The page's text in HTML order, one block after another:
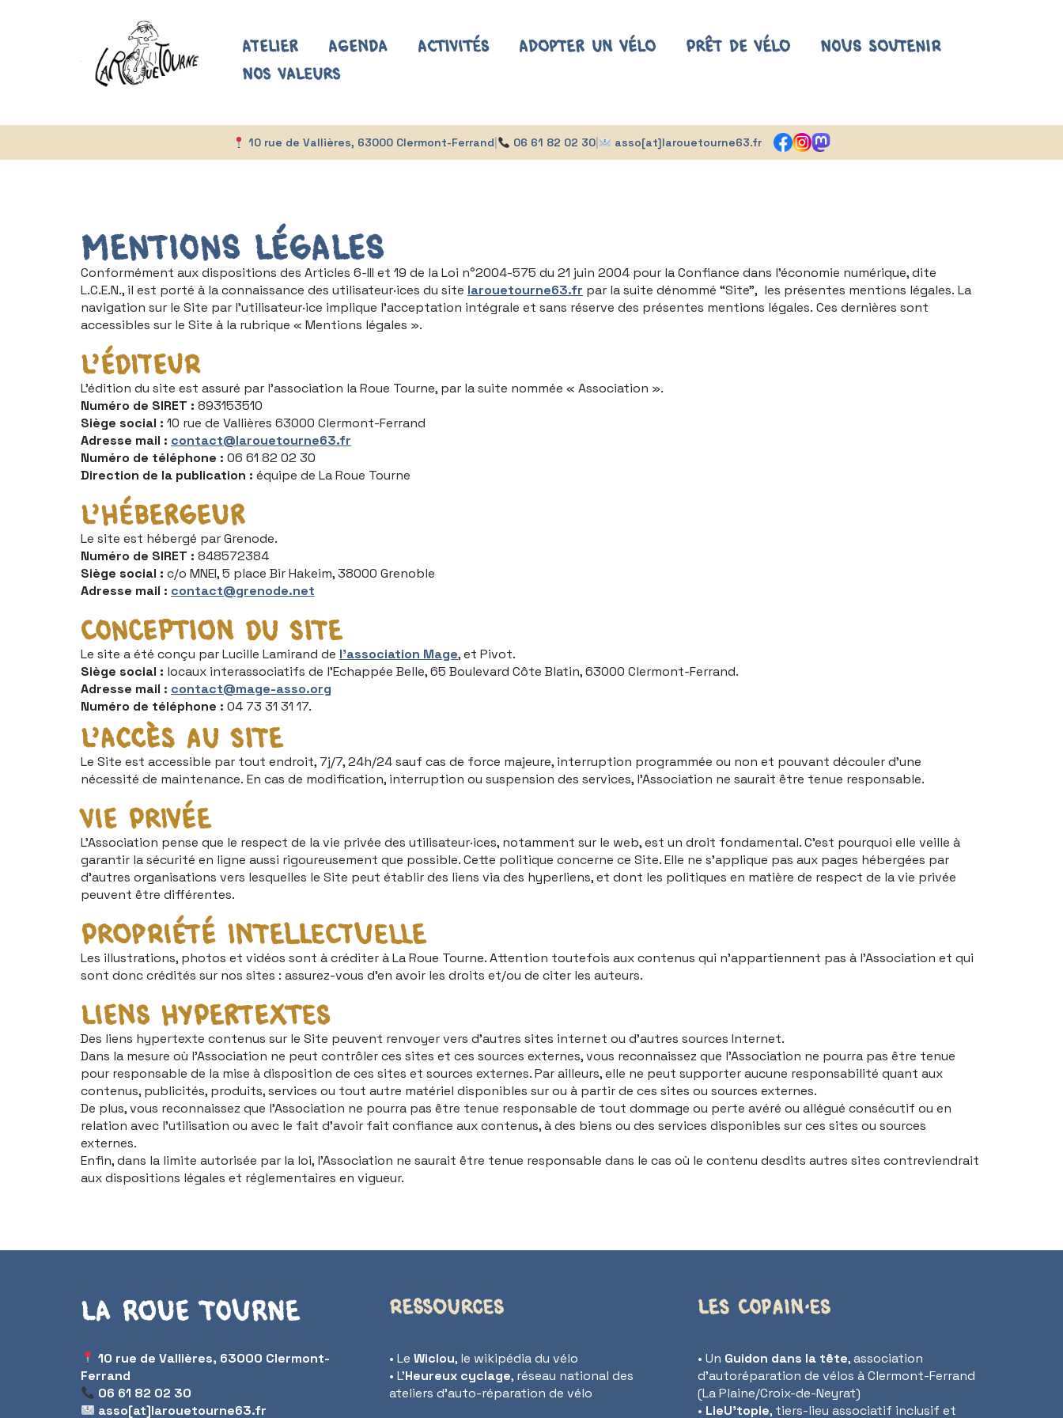
Atelier Agenda Activités Adopter un vélo Prêt de vélo
Nous soutenir
Nos valeurs
10 rue de Vallières, 63000 Clermont-Ferrand 06 61 82 02 30| asso[at]larouetourne63.fr
Mentions légales
Conformément aux dispositions des Articles 6-III et 19 de la Loi n°2004-575 du 21 juin 2004 pour la Confiance dans l’économie numérique, dite
L.C.E.N., il est porté à la connaissance des utilisateur·ices du site larouetourne63.fr par la suite dénommé “Site”, les présentes mentions légales. La
navigation sur le Site par l’utilisateur·ice implique l’acceptation intégrale et sans réserve des présentes mentions légales. Ces dernières sont
accessibles sur le Site à la rubrique « Mentions légales ».
L’éditeur
L’édition du site est assuré par l’association la Roue Tourne, par la suite nommée « Association ».
Numéro de SIRET : 893153510
Siège social : 10 rue de Vallières 63000 Clermont-Ferrand
Adresse mail : contact@larouetourne63.fr
Numéro de téléphone : 06 61 82 02 30
Direction de la publication : équipe de La Roue Tourne
L’hébergeur
Le site est hébergé par Grenode.
Numéro de SIRET : 848572384
Siège social : c/o MNEI, 5 place Bir Hakeim, 38000 Grenoble
Adresse mail : contact@grenode.net
Conception du site
Le site a été conçu par Lucille Lamirand de l’association Mage, et Pivot.
Siège social : locaux interassociatifs de l’Echappée Belle, 65 Boulevard Côte Blatin, 63000 Clermont-Ferrand.
Adresse mail : contact@mage-asso.org
Numéro de téléphone : 04 73 31 31 17.
L’accès au site
Le Site est accessible par tout endroit, 7j/7, 24h/24 sauf cas de force majeure, interruption programmée ou non et pouvant découler d’une
nécessité de maintenance. En cas de modification, interruption ou suspension des services, l’Association ne saurait être tenue responsable.
Vie privée
L’Association pense que le respect de la vie privée des utilisateur·ices, notamment sur le web, est un droit fondamental. C’est pourquoi elle veille à
garantir la sécurité en ligne aussi rigoureusement que possible. Cette politique concerne ce Site. Elle ne s’applique pas aux pages hébergées par
d’autres organisations vers lesquelles le Site peut établir des liens via des hyperliens, et dont les politiques en matière de respect de la vie privée
peuvent être différentes.
Propriété intellectuelle
Les illustrations, photos et vidéos sont à créditer à La Roue Tourne. Attention toutefois aux contenus qui n’appartiennent pas à l’Association et qui
sont donc crédités sur nos sites : assurez-vous d’en avoir les droits et/ou de citer les auteurs.
Liens hypertextes
Des liens hypertexte contenus sur le Site peuvent renvoyer vers d’autres sites internet ou d’autres sources Internet.
Dans la mesure où l’Association ne peut contrôler ces sites et ces sources externes, vous reconnaissez que l’Association ne pourra pas être tenue
pour responsable de la mise à disposition de ces sites et sources externes. Par ailleurs, elle ne peut supporter aucune responsabilité quant aux
contenus, publicités, produits, services ou tout autre matériel disponibles sur ou à partir de ces sites ou sources externes.
De plus, vous reconnaissez que l’Association ne pourra pas être tenue responsable de tout dommage ou perte avéré ou allégué consécutif ou en
relation avec l’utilisation ou avec le fait d’avoir fait confiance aux contenus, à des biens ou des services disponibles sur ces sites ou sources
externes.
Enfin, dans la limite autorisée par la loi, l’Association ne saurait être tenue responsable dans le cas où le contenu desdits autres sites contreviendrait
aux dispositions légales et réglementaires en vigueur.
La Roue Tourne
10 rue de Vallières, 63000 Clermont-
Ferrand
06 61 82 02 30
asso[at]larouetourne63.fr
Ressources
• Le Wiclou, le wikipédia du vélo
• L’Heureux cyclage, réseau national des
ateliers d’auto-réparation de vélo
Les copain·es
• Un Guidon dans la tête, association
d’autoréparation de vélos à Clermont-Ferrand
(La Plaine/Croix-de-Neyrat)
• LieU'topie, tiers-lieu associatif inclusif et